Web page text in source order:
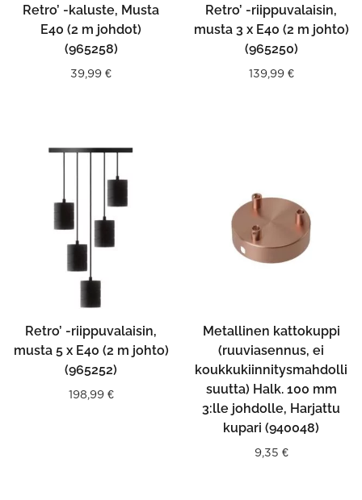
Retro’ -kaluste, Musta
E40 (2 m johdot)
(965258)
39,99 €
Retro’ -riippuvalaisin,
musta 3 x E40 (2 m johto)
(965250)
139,99 €
Retro’ -riippuvalaisin,
musta 5 x E40 (2 m johto)
(965252)
198,99 €
Metallinen kattokuppi
(ruuviasennus, ei
koukkukiinnitysmahdolli
suutta) Halk. 100 mm
3:lle johdolle, Harjattu
kupari (940048)
9,35 €